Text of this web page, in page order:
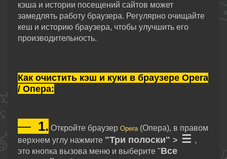
кэша и истории посещений сайтов может
замедлять работу браузера. Регулярно очищайте
кеш и историю браузера, чтобы улучшить его
производительность.
Как очистить кэш и куки в браузере Opera
/ Опера:
— 1. Откройте браузер Opera (Опера), в правом
верхнем углу нажмите "Три полоски" > ☰ ,
это кнопка вызова меню и выберите "Все